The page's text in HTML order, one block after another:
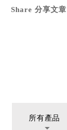
Share 分享文章
所有產品